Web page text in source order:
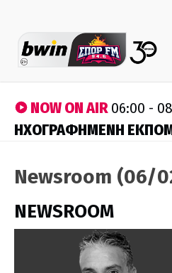
NOW ON AIR06:00 -
ΗΧΟΓΡΑΦΗΜΕΝΗ
Newsroom (06/
NEWSROOM